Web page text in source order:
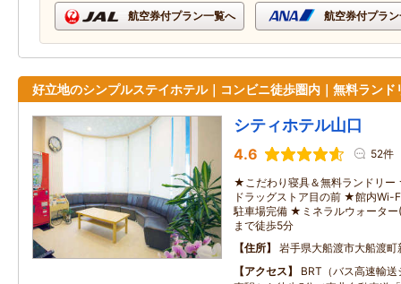
航空券付プラン一覧へ 航空券付プラ
好立地のシンプルステイホテル｜コンビニ徒歩圏内｜無料ランド
シティホテル山口
4.6 52件
★こだわり寝具＆無料ランドリ
ドラッグストア目の前 ★館内
駐車場完備 ★ミネラルウォータ
まで徒歩5分
住所
岩手県大船渡市大船渡
アクセス
BRT（バス高速輸